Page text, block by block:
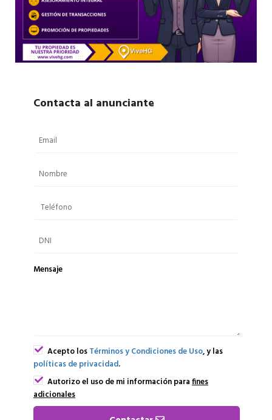
Contacta al anunciante
Mensaje
Acepto losTérminos y Condiciones de Uso, y las
políticas de privacidad.
Autorizo el uso de mi información parafines
adicionales